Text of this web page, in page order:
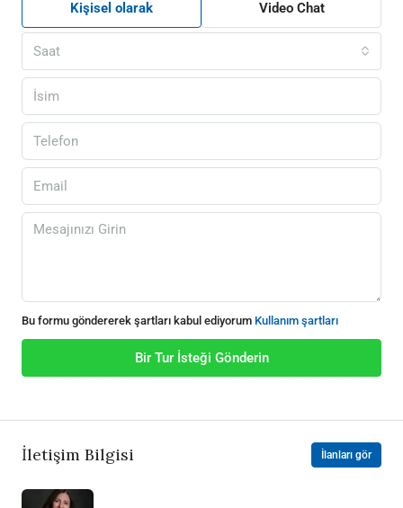
Kişisel olarak Video Chat
Saat
Bu formu göndererek şartları kabul ediyorum Kullanım şartları
Bir Tur İsteği Gönderin
İletişim Bilgisi İlanları gör